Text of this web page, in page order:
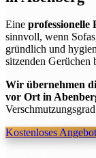
Eine professionelle
sinnvoll, wenn
gründlich und
sitzenden Gerüchen
Wir übernehmen
vor Ort in
Kostenloses